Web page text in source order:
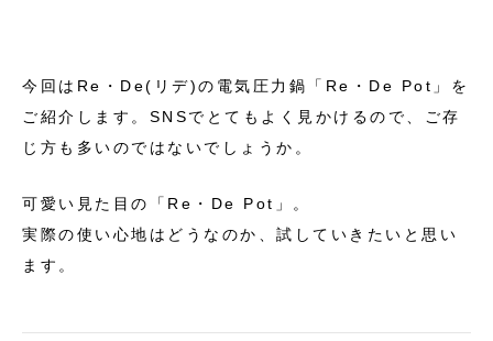
今回は Re・De(リデ)の電気圧力鍋「Re・De Pot」を
ご紹介します。SNSでとてもよく見かけるので、ご存
じ方も多いのではないでしょうか。
可愛い見た目の
「Re・De Pot」。
実際の使い心地はどうなのか、試していきたいと思い
ます。